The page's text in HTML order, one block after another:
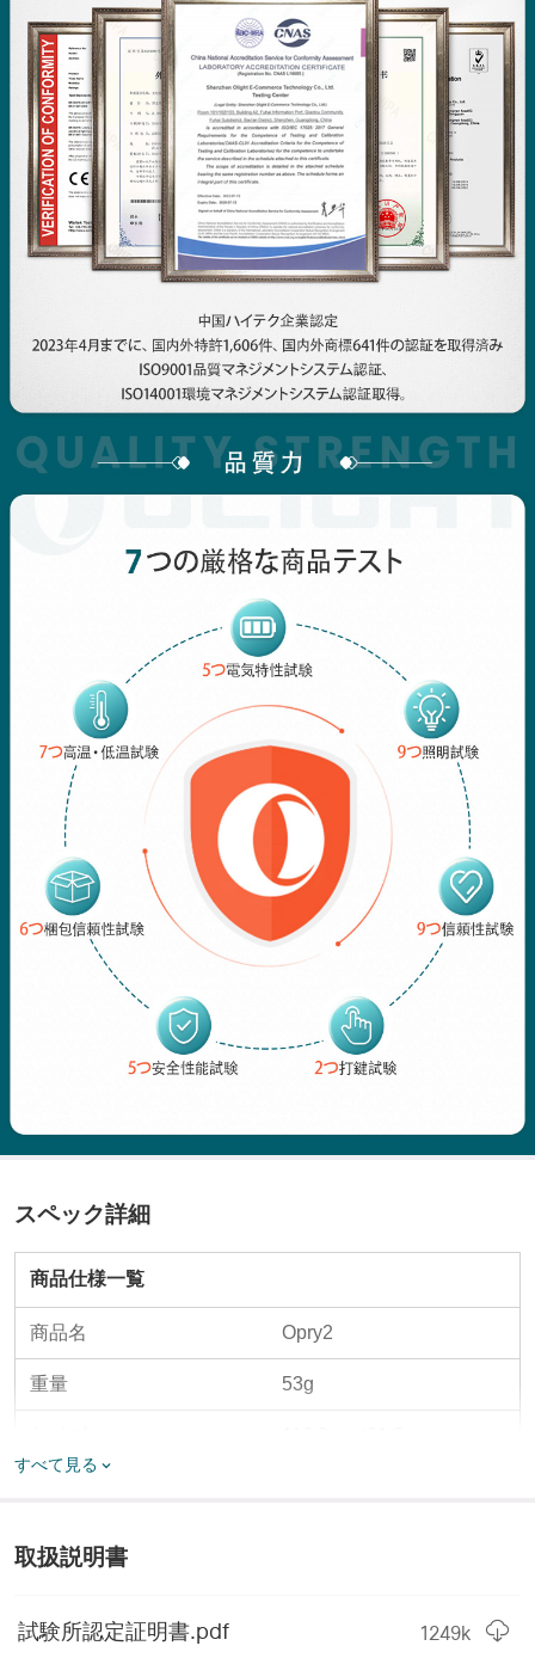
スペック詳細
商品仕様一覧
商品名 Opry2
重量 53g
すべて見る
取扱説明書
試験所認定証明書.pdf 1249k